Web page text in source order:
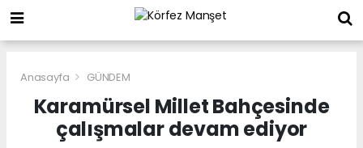
Anasayfa GÜNDEM
Karamürsel Millet Bahçesinde
çalışmalar devam ediyor